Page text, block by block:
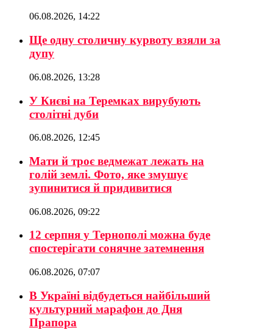
06.08.2026, 14:22
Ще одну столичну курвоту взяли за
дупу
06.08.2026, 13:28
У Києві на Теремках вирубують
столітні дуби
06.08.2026, 12:45
Мати й троє ведмежат лежать на
голій землі. Фото, яке змушує
зупинитися й придивитися
06.08.2026, 09:22
12 серпня у Тернополі можна буде
спостерігати сонячне затемнення
06.08.2026, 07:07
В Україні відбудеться найбільший
культурний марафон до Дня
Прапора